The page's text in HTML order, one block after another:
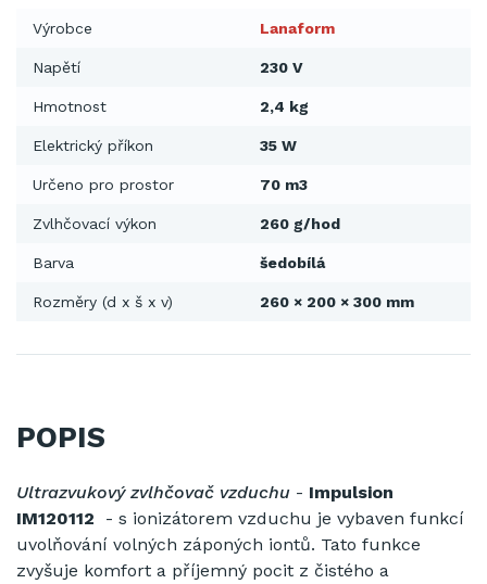
Výrobce Lanaform
Napětí 230 V
Hmotnost 2,4 kg
Elektrický příkon 35 W
Určeno pro prostor 70 m3
Zvlhčovací výkon 260 g/hod
Barva šedobílá
Rozměry (d x š x v) 260 × 200 × 300 mm
POPIS
Ultrazvukový zvlhčovač vzduchu - Impulsion
IM120112
- s ionizátorem vzduchu je vybaven funkcí
uvolňování volných záponých iontů. Tato funkce
zvyšuje komfort a příjemný pocit z čistého a